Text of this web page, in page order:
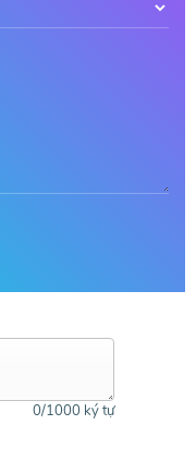
0/1000 ký tự